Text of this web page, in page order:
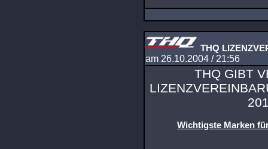
THQ
am 26.10.2004 / 21:56
THQ GIBT
Wichtigste Marken